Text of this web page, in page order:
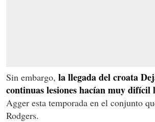
Sin embargo, la llegada del croata
continuas lesiones hacían muy
Agger esta temporada en el conjunto
Rodgers.